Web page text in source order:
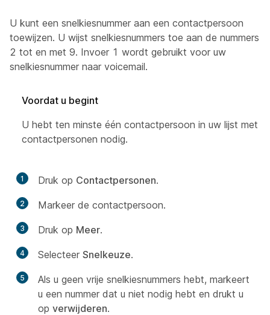
U kunt een snelkiesnummer aan een contactpersoon
toewijzen. U wijst snelkiesnummers toe aan de nummers
2 tot en met 9. Invoer 1 wordt gebruikt voor uw
snelkiesnummer naar voicemail.
Voordat u begint
U hebt ten minste één contactpersoon in uw lijst met
contactpersonen nodig.
1 Druk op Contactpersonen.
2 Markeer de contactpersoon.
3 Druk op Meer.
4 Selecteer Snelkeuze.
5
Als u geen vrije snelkiesnummers hebt, markeert
u een nummer dat u niet nodig hebt en drukt u
op verwijderen.